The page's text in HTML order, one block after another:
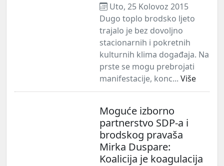
Uto, 25 Kolovoz 2015
Dugo toplo brodsko ljeto
trajalo je bez dovoljno
stacionarnih i pokretnih
kulturnih klima događaja. Na
prste se mogu prebrojati
manifestacije, konc... Više
Moguće izborno
partnerstvo SDP-a i
brodskog pravaša
Mirka Duspare:
Koalicija je koagulacija